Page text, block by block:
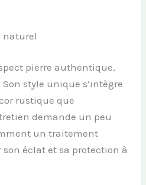
naturel
pierre authentique,
Son style unique s’intègre
rustique que
demande un peu
un traitement
éclat et sa protection à